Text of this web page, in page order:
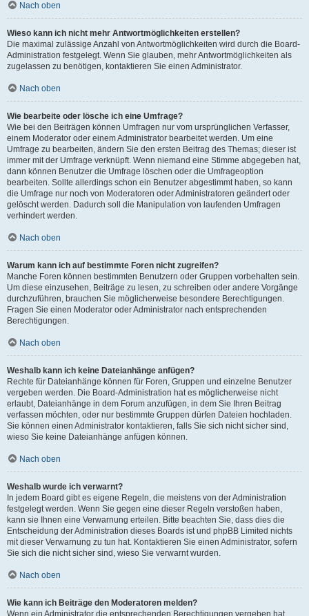
Nach oben
Wieso kann ich nicht mehr Antwortmöglichkeiten erstellen?
Die maximal zulässige Anzahl von Antwortmöglichkeiten wird durch die Board-
Administration festgelegt. Wenn Sie glauben, mehr Antwortmöglichkeiten als
zugelassen zu benötigen, kontaktieren Sie einen Administrator.
Nach oben
Wie bearbeite oder lösche ich eine Umfrage?
Wie bei den Beiträgen können Umfragen nur vom ursprünglichen Verfasser,
einem Moderator oder einem Administrator bearbeitet werden. Um eine
Umfrage zu bearbeiten, ändern Sie den ersten Beitrag des Themas; dieser ist
immer mit der Umfrage verknüpft. Wenn niemand eine Stimme abgegeben hat,
dann können Benutzer die Umfrage löschen oder die Umfrageoption
bearbeiten. Sollte allerdings schon ein Benutzer abgestimmt haben, so kann
die Umfrage nur noch von Moderatoren oder Administratoren geändert oder
gelöscht werden. Dadurch soll die Manipulation von laufenden Umfragen
verhindert werden.
Nach oben
Warum kann ich auf bestimmte Foren nicht zugreifen?
Manche Foren können bestimmten Benutzern oder Gruppen vorbehalten sein.
Um diese einzusehen, Beiträge zu lesen, zu schreiben oder andere Vorgänge
durchzuführen, brauchen Sie möglicherweise besondere Berechtigungen.
Fragen Sie einen Moderator oder Administrator nach entsprechenden
Berechtigungen.
Nach oben
Weshalb kann ich keine Dateianhänge anfügen?
Rechte für Dateianhänge können für Foren, Gruppen und einzelne Benutzer
vergeben werden. Die Board-Administration hat es möglicherweise nicht
erlaubt, Dateianhänge in dem Forum anzufügen, in dem Sie Ihren Beitrag
verfassen möchten, oder nur bestimmte Gruppen dürfen Dateien hochladen.
Sie können einen Administrator kontaktieren, falls Sie sich nicht sicher sind,
wieso Sie keine Dateianhänge anfügen können.
Nach oben
Weshalb wurde ich verwarnt?
In jedem Board gibt es eigene Regeln, die meistens von der Administration
festgelegt werden. Wenn Sie gegen eine dieser Regeln verstoßen haben,
kann sie Ihnen eine Verwarnung erteilen. Bitte beachten Sie, dass dies die
Entscheidung der Administration dieses Boards ist und phpBB Limited nichts
mit dieser Verwarnung zu tun hat. Kontaktieren Sie einen Administrator, sofern
Sie sich die nicht sicher sind, wieso Sie verwarnt wurden.
Nach oben
Wie kann ich Beiträge den Moderatoren melden?
Wenn ein Administrator die entsprechenden Berechtigungen vergeben hat,